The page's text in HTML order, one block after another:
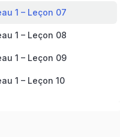
1 – Leçon 07
1 – Leçon 08
1 – Leçon 09
1 – Leçon 10